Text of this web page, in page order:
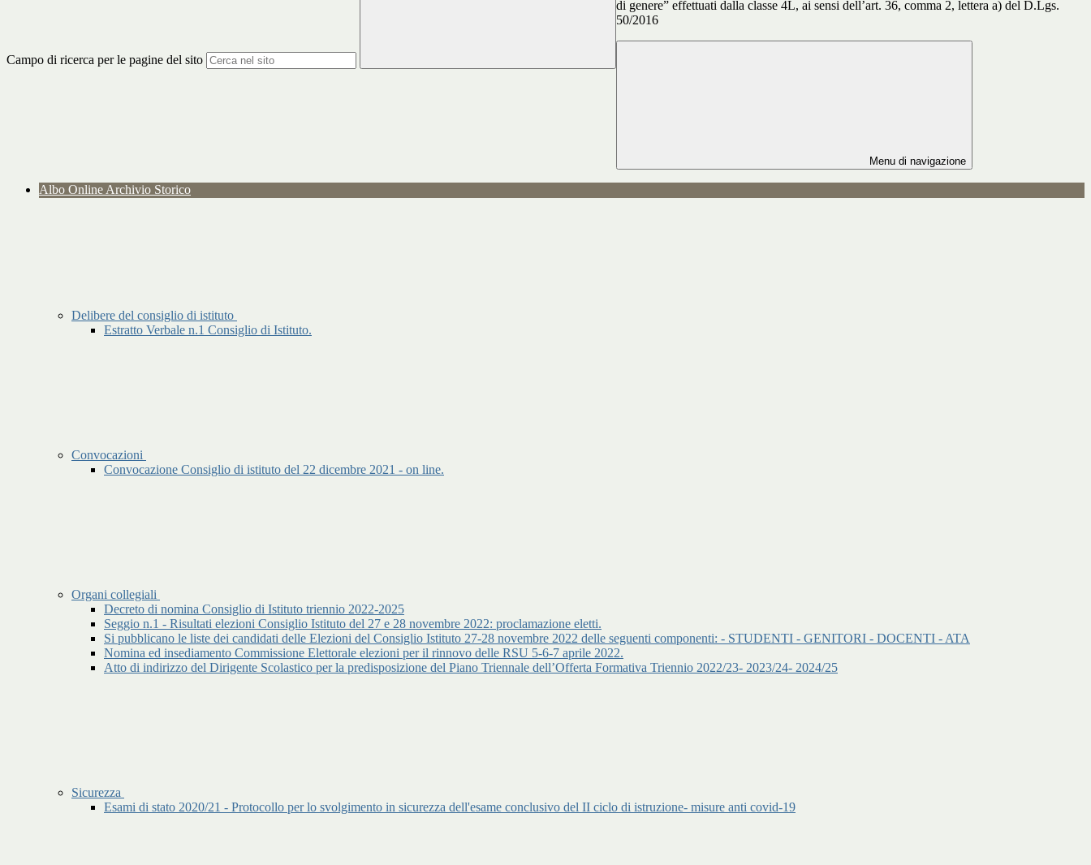
Campo di ricerca per le pagine del sito
di genere” effettuati dalla classe 4L, ai sensi dell’art. 36, comma 2, lettera a) del D.Lgs.
50/2016
Menu di navigazione
Albo Online Archivio Storico
Delibere del consiglio di istituto
Estratto Verbale n.1 Consiglio di Istituto.
Convocazioni
Convocazione Consiglio di istituto del 22 dicembre 2021 - on line.
Organi collegiali
Decreto di nomina Consiglio di Istituto triennio 2022-2025
Seggio n.1 - Risultati elezioni Consiglio Istituto del 27 e 28 novembre 2022: proclamazione eletti.
Si pubblicano le liste dei candidati delle Elezioni del Consiglio Istituto 27-28 novembre 2022 delle seguenti componenti: - STUDENTI - GENITORI - DOCENTI - ATA
Nomina ed insediamento Commissione Elettorale elezioni per il rinnovo delle RSU 5-6-7 aprile 2022.
Atto di indirizzo del Dirigente Scolastico per la predisposizione del Piano Triennale dell’Offerta Formativa Triennio 2022/23- 2023/24- 2024/25
Sicurezza
Esami di stato 2020/21 - Protocollo per lo svolgimento in sicurezza dell'esame conclusivo del II ciclo di istruzione- misure anti covid-19